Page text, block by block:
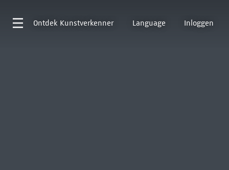
Ontdek Kunstverkenner Language Inloggen